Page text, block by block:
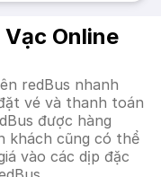
Online
redBus nhanh
vé và thanh toán
được hàng
khách cũng có thể
vào các dịp đặc